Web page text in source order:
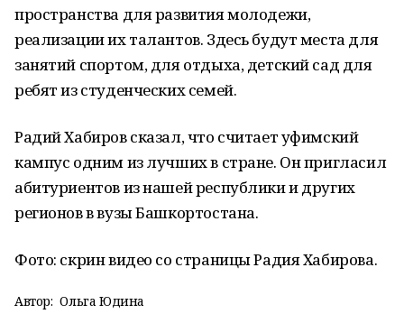
пространства для развития молодежи,
реализации их талантов. Здесь будут места для
занятий спортом, для отдыха, детский сад для
ребят из студенческих семей.
Радий Хабиров сказал, что считает уфимский
кампус одним из лучших в стране. Он пригласил
абитуриентов из нашей республики и других
регионов в вузы Башкортостана.
Фото: скрин видео со страницы Радия Хабирова.
Автор: Ольга Юдина